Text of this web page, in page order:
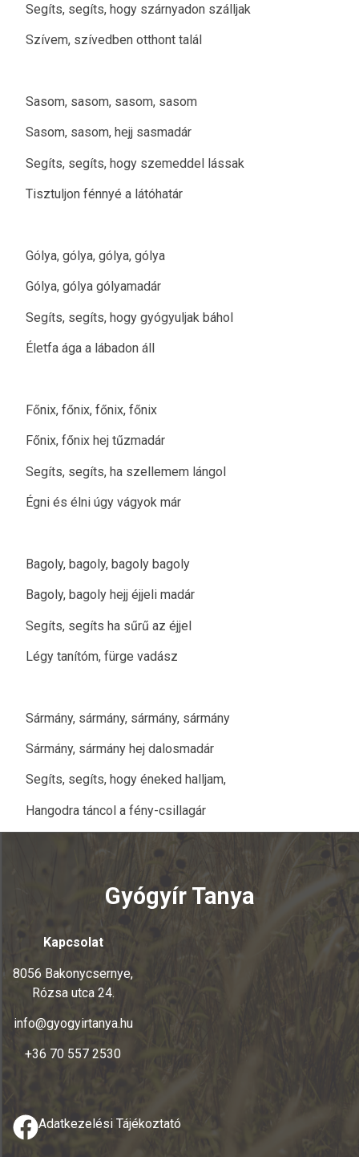
Segíts, segíts, hogy szárnyadon szálljak
Szívem, szívedben otthont talál
Sasom, sasom, sasom, sasom
Sasom, sasom, hejj sasmadár
Segíts, segíts, hogy szemeddel lássak
Tisztuljon fénnyé a látóhatár
Gólya, gólya, gólya, gólya
Gólya, gólya gólyamadár
Segíts, segíts, hogy gyógyuljak báhol
Életfa ága a lábadon áll
Főnix, főnix, főnix, főnix
Főnix, főnix hej tűzmadár
Segíts, segíts, ha szellemem lángol
Égni és élni úgy vágyok már
Bagoly, bagoly, bagoly bagoly
Bagoly, bagoly hejj éjjeli madár
Segíts, segíts ha sűrű az éjjel
Légy tanítóm, fürge vadász
Sármány, sármány, sármány, sármány
Sármány, sármány hej dalosmadár
Segíts, segíts, hogy éneked halljam,
Hangodra táncol a fény-csillagár
Gyógyír Tanya
Kapcsolat
8056 Bakonycsernye,
Rózsa utca 24.
info@gyogyirtanya.hu
+36 70 557 2530
Adatkezelési Tájékoztató